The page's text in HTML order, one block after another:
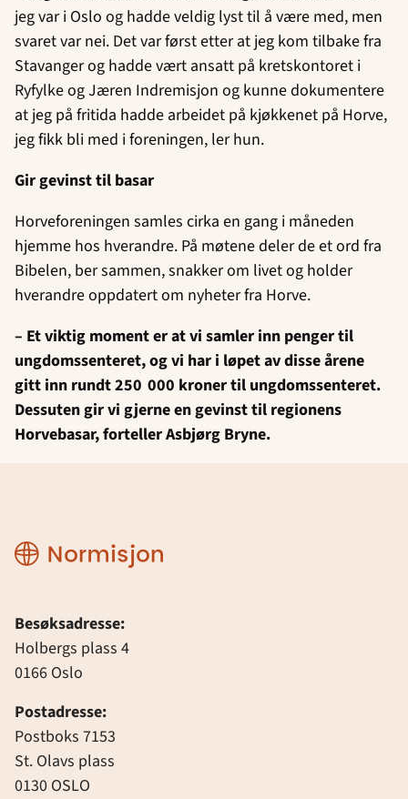
jeg var i Oslo og hadde veldig lyst til å være med, men
svaret var nei. Det var først etter at jeg kom tilbake fra
Stavanger og hadde vært ansatt på kretskontoret i
Ryfylke og Jæren Indremisjon og kunne dokumentere
at jeg på fritida hadde arbeidet på kjøkkenet på Horve,
jeg fikk bli med i foreningen, ler hun.
Gir gevinst til basar
Horveforeningen samles cirka en gang i måneden
hjemme hos hverandre. På møtene deler de et ord fra
Bibelen, ber sammen, snakker om livet og holder
hverandre oppdatert om nyheter fra Horve.
– Et viktig moment er at vi samler inn penger til
ungdomssenteret, og vi har i løpet av disse årene
gitt inn rundt 250 000 kroner til ungdomssenteret.
Dessuten gir vi gjerne en gevinst til regionens
Horvebasar, forteller Asbjørg Bryne.
Normisjon
Besøksadresse:
Holbergs plass 4
0166 Oslo
Postadresse:
Postboks 7153
St. Olavs plass
0130 OSLO